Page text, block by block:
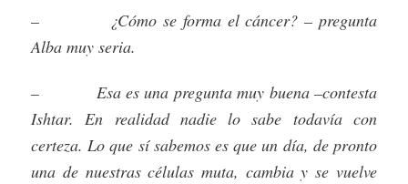
– ¿Cómo se forma el cáncer? – pregunta
Alba muy seria.
– Esa es una pregunta muy buena –contesta
Ishtar. En realidad nadie lo sabe todavía con
certeza. Lo que sí sabemos es que un día, de pronto
una de nuestras células muta, cambia y se vuelve